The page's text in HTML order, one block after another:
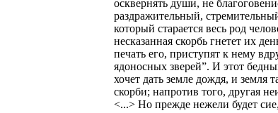
осквернять души, не
раздражительный,
который старается весь род
несказанная скорбь гнетет их
печать его, приступят к нему
ядоносных зверей”. И этот
хочет дать земле дождя, и
скорби; напротив того, другая
<...> Но прежде нежели будет